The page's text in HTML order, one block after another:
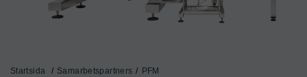
Startsida Samarbetspartners PFM